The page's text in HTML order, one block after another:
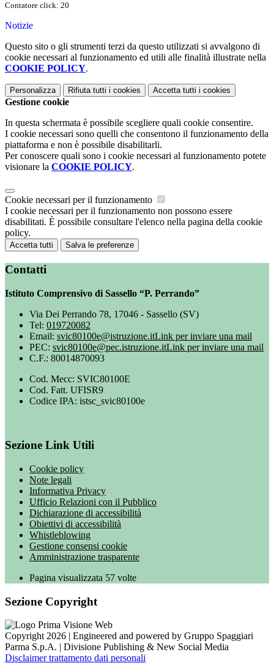
Contatore click: 20
Notizie
Questo sito o gli strumenti terzi da questo utilizzati si avvalgono di
cookie necessari al funzionamento ed utili alle finalità illustrate nella
COOKIE POLICY.
Personalizza Rifiuta tutti i cookies Accetta tutti i cookies
Gestione cookie
In questa schermata è possibile scegliere quali cookie consentire.
I cookie necessari sono quelli che consentono il funzionamento della
piattaforma e non è possibile disabilitarli.
Per conoscere quali sono i cookie necessari al funzionamento potete
visionare la COOKIE POLICY.
Cookie necessari per il funzionamento
I cookie necessari per il funzionamento non possono essere
disabilitati. È possibile consultare l'elenco nella pagina della cookie
policy.
Accetta tutti Salva le preferenze
Contatti
Istituto Comprensivo di Sassello “P. Perrando”
Via Dei Perrando 78, 17046 - Sassello (SV)
Tel: 019720082
Email: svic80100e@istruzione.itLink per inviare una mail
PEC: svic80100e@pec.istruzione.itLink per inviare una mail
C.F.: 80014870093
Cod. Mecc: SVIC80100E
Cod. Fatt. UFISR9
Codice IPA: istsc_svic80100e
Sezione Link Utili
Cookie policy
Note legali
Informativa Privacy
Ufficio Relazioni con il Pubblico
Dichiarazione di accessibilità
Obiettivi di accessibilità
Whistleblowing
Gestione consensi cookie
Amministrazione trasparente
Pagina visualizzata 57 volte
Sezione Copyright
Copyright 2026 | Engineered and powered by Gruppo Spaggiari
Parma S.p.A. | Divisione Publishing & New Social Media
Disclaimer trattamento dati personali